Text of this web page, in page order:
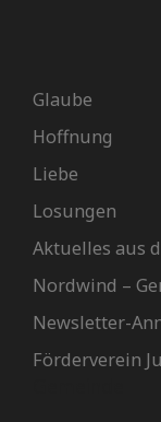
Glaube
Hoffnung
Liebe
Losungen
Aktuelles aus
Nordwind –
Newsletter-
Förderverein